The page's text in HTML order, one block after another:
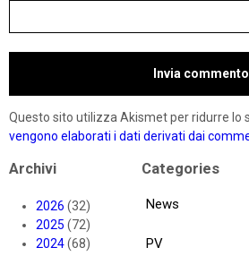
Questo sito utilizza Akismet per ridurre lo
vengono elaborati i dati derivati dai
Archivi
2026 (32)
2025 (72)
2024(68)
Categories
News
PV